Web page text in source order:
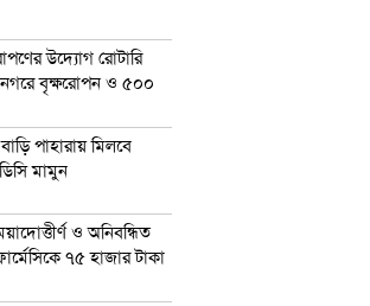
উদ্যোগ রোটারি
বৃক্ষরোপন ও ৫০০
পাহারায় মিলবে
মামুন
ও অনিবন্ধিত
৭৫ হাজার টাকা